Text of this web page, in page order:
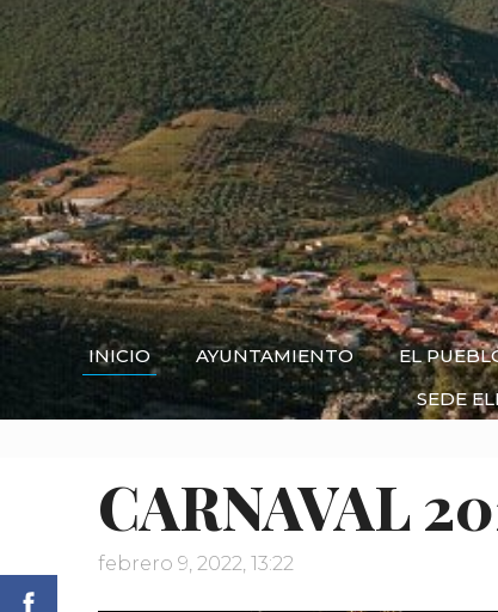
INICIO AYUNTAMIENTO EL
SEDE
CARNAVAL
febrero 9, 2022, 13:22